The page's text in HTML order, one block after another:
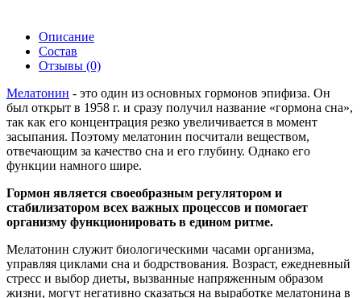
Описание
Состав
Отзывы (0)
Мелатонин - это один из основных гормонов эпифиза. Он
был открыт в 1958 г. и сразу получил название «гормона сна»,
так как его концентрация резко увеличивается в момент
засыпания. Поэтому мелатонин посчитали веществом,
отвечающим за качество сна и его глубину. Однако его
функции намного шире.
Гормон является своеобразным регулятором и
стабилизатором всех важных процессов и помогает
организму функционировать в едином ритме.
Мелатонин служит биологическими часами организма,
управляя циклами сна и бодрствования. Возраст, ежедневный
стресс и выбор диеты, вызванные напряженным образом
жизни, могут негативно сказаться на выработке мелатонина в